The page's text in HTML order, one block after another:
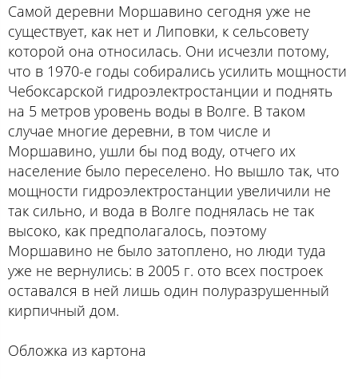
Самой деревни Моршавино сегодня уже не
существует, как нет и Липовки, к сельсовету
которой она относилась. Они исчезли потому,
что в 1970-е годы собирались усилить мощности
Чебоксарской гидроэлектростанции и поднять
на 5 метров уровень воды в Волге. В таком
случае многие деревни, в том числе и
Моршавино, ушли бы под воду, отчего их
население было переселено. Но вышло так, что
мощности гидроэлектростанции увеличили не
так сильно, и вода в Волге поднялась не так
высоко, как предполагалось, поэтому
Моршавино не было затоплено, но люди туда
уже не вернулись: в 2005 г. ото всех построек
оставался в ней лишь один полуразрушенный
кирпичный дом.
Обложка из картона